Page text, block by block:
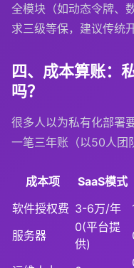
全模块（如动态令牌、
求三级等保，建议传统
四、成本算账：
吗？
很多人以为私有化部署
一笔三年账（以50人团
成本项 SaaS模式
软件授权费 3-6万/年
服务器
0(平台提
供)